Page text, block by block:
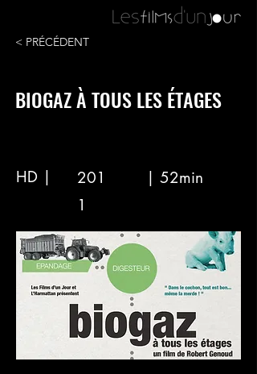
< PRÉCÉDENT
BIOGAZ À TOUS LES ÉTAGES
HD |
201
1
| 52min